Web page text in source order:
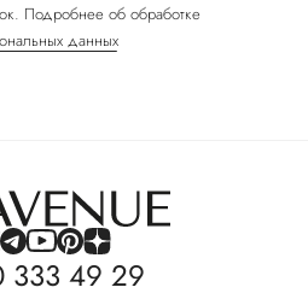
Подробнее об обработке
данных
333 49 29